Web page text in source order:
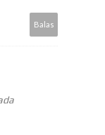
Balas